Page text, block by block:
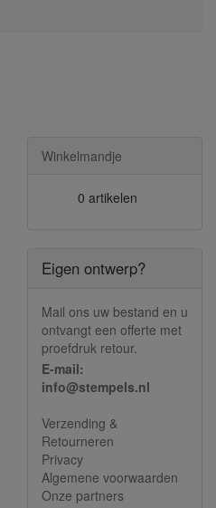
Winkelmandje
0 artikelen
Eigen ontwerp?
Mail ons uw bestand en u
ontvangt een offerte met
proefdruk retour.
E-mail:
info@stempels.nl
Verzending &
Retourneren
Privacy
Algemene voorwaarden
Onze partners